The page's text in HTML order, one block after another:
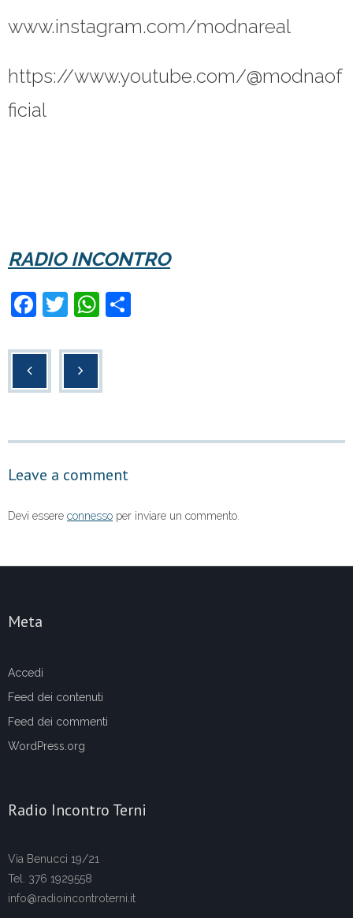
www.instagram.com/modnareal
https://www.youtube.com/@modnaof
ficial
RADIO INCONTRO
F
c
k
T
tt
er
W
at
Leave a comment
Devi essere connesso per inviare un commento.
Meta
Accedi
Feed dei contenuti
Feed dei commenti
WordPress.org
Radio Incontro Terni
Via Benucci 19/21
Tel. 376 1929558
info@radioincontroterni.it